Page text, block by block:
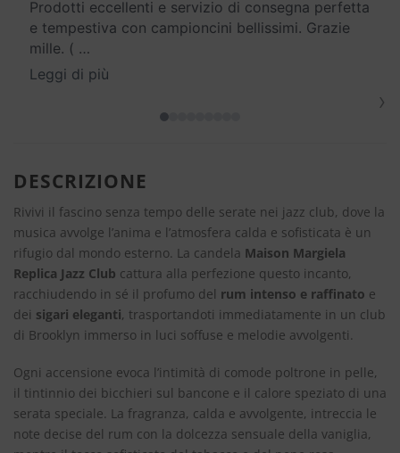
Prodotti eccellenti e servizio di consegna perfetta
e tempestiva con campioncini bellissimi. Grazie
mille. ( …
Leggi di più
›
DESCRIZIONE
Rivivi il fascino senza tempo delle serate nei jazz club, dove la
musica avvolge l’anima e l’atmosfera calda e sofisticata è un
rifugio dal mondo esterno. La candela Maison Margiela
Replica Jazz Club cattura alla perfezione questo incanto,
racchiudendo in sé il profumo del rum intenso e raffinato e
dei sigari eleganti, trasportandoti immediatamente in un club
di Brooklyn immerso in luci soffuse e melodie avvolgenti.
Ogni accensione evoca l’intimità di comode poltrone in pelle,
il tintinnio dei bicchieri sul bancone e il calore speziato di una
serata speciale. La fragranza, calda e avvolgente, intreccia le
note decise del rum con la dolcezza sensuale della vaniglia,